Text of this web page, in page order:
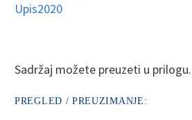
Upis2020
Sadržaj možete preuzeti u prilogu.
PREGLED / PREUZIMANJE: